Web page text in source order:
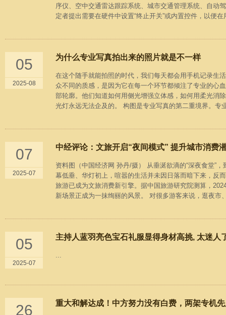
序仪、空中交通雷达跟踪系统、城市交通管理系统、自动
定者提出需要在硬件中设置“终止开关”或内置控件，以便
05
2025-08
为什么专业写真拍出来的照片就是不一样
在这个随手就能拍照的时代，我们每天都会用手机记录生
众不同的质感，是因为它在每一个环节都倾注了专业的心
部轮廓。他们知道如何用侧光增强立体感，如何用柔光消
光灯永远无法企及的。 构图是专业写真的第二重境界。
07
2025-07
中经评论：文旅开启“夜间模式” 提升城市消费
资料图（中国经济网 孙丹/摄） 从垂涎欲滴的“深夜食堂”
幕低垂、华灯初上，喧嚣的生活并未因日落而暗下来，反
旅游已成为文旅消费新引擎。据中国旅游研究院测算，
新场景正成为一抹绚丽的风景。 对很多游客来说，逛夜市
05
2025-07
主持人蓝羽亮色宝石礼服显得身材高挑, 太迷人
...
26 重大和解达成！中方努力没有白费，两架专机